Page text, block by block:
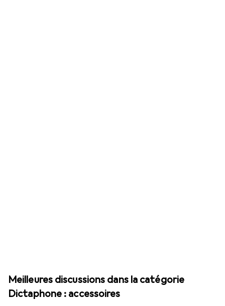
Meilleures discussions dans la catégorie
Dictaphone : accessoires